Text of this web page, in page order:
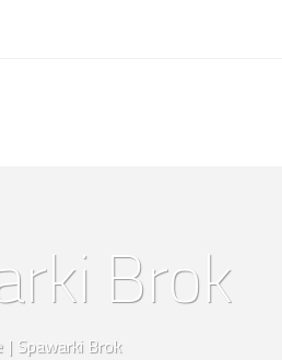
Brok
| Spawarki Brok